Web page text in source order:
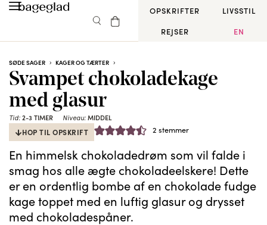
OPSKRIFTER
LIVSSTIL
REJSER
EN
SØDE SAGER KAGER OG TÆRTER
Svampet chokoladekage
med glasur
Tid:2-3 TIMER Niveau:MIDDEL
HOP TIL OPSKRIFT 2 stemmer
En himmelsk chokoladedrøm som vil falde i
smag hos alle ægte chokoladeelskere! Dette
er en ordentlig bombe af en chokolade fudge
kage toppet med en luftig glasur og drysset
med chokoladespåner.